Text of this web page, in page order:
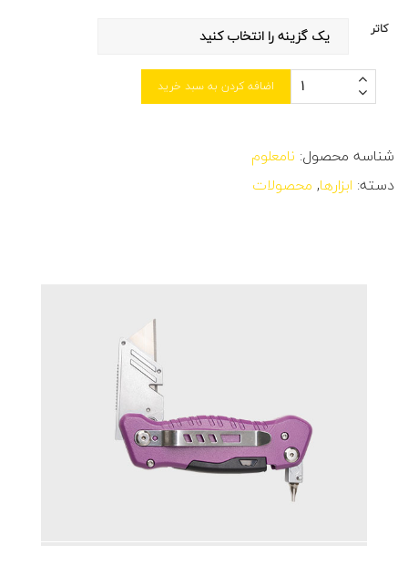
کاتر
اضافه کردن به سبد خرید
شناسه محصول: نامعلوم
دسته: ابزارها, محصولات